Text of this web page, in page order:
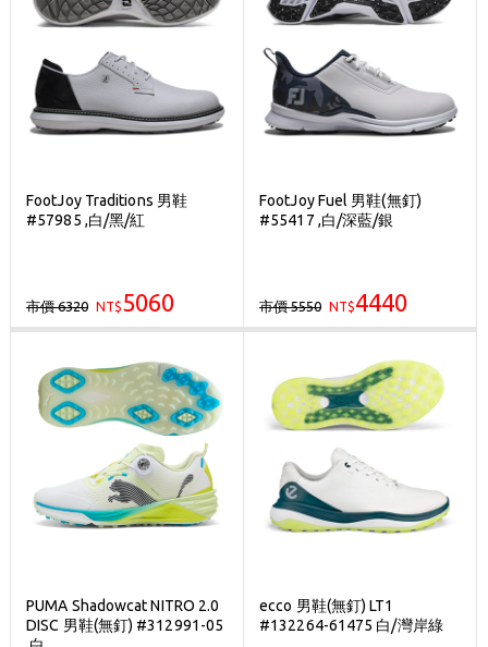
FootJoy Traditions 男鞋
#57985 ,白/黑/紅
市價 6320 NT$5060
FootJoy Fuel 男鞋(無釘)
#55417 ,白/深藍/銀
市價 5550 NT$4440
PUMA Shadowcat NITRO 2.0
DISC 男鞋(無釘) #312991-05
ecco 男鞋(無釘) LT1
#132264-61475 白/灣岸綠